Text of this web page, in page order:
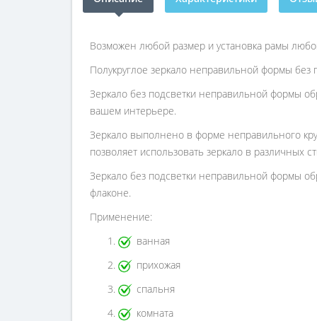
Возможен любой размер и установка рамы
Полукруглое зеркало неправильной формы без
Зеркало без подсветки неправильной формы
вашем интерьере.
Зеркало выполнено в форме неправильного
позволяет использовать зеркало в различных
Зеркало без подсветки неправильной формы
флаконе.
Применение:
ванная
прихожая
спальня
комната